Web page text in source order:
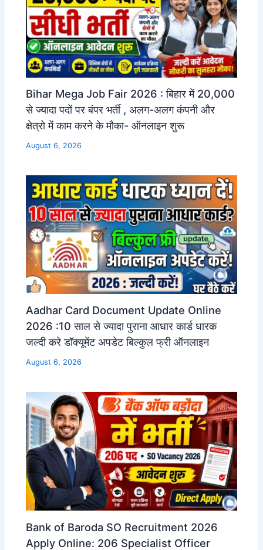
Bihar Mega Job Fair 2026 : बिहार में 20,000
से ज्यादा पदों पर बंपर भर्ती , अलग-अलग कंपनी और
क्षेत्रो में काम करने के मौका- ऑनलाइन शुरू
August 6, 2026
Aadhar Card Document Update Online
2026 :10 साल से ज्यादा पुराना आधार कार्ड धारक
जल्दी करे डॉक्यूमेंट अपडेट बिल्कुल फ्री ऑनलाइन
August 6, 2026
Bank of Baroda SO Recruitment 2026
Apply Online: 206 Specialist Officer